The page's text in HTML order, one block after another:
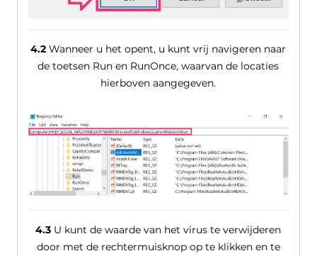
4.2 Wanneer u het opent, u kunt vrij navigeren naar
de toetsen Run en RunOnce, waarvan de locaties
hierboven aangegeven.
4.3 U kunt de waarde van het virus te verwijderen
door met de rechtermuisknop op te klikken en te